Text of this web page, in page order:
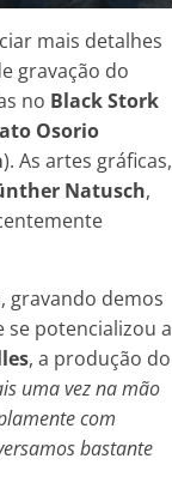
mais detalhes
gravação do
no Black Stork
Osorio
). As artes gráficas,
Natusch,
gravando demos
se potencializou a
, a produção do
uma vez na mão
com
bastante